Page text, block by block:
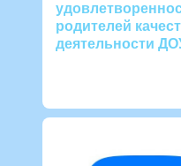
родителей
деятельности